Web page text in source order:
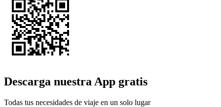
Descarga nuestra App gratis
Todas tus necesidades de viaje en un solo lugar